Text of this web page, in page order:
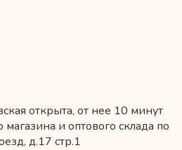
открыта, от нее 10 минут
и оптового склада по
д.17 стр.1